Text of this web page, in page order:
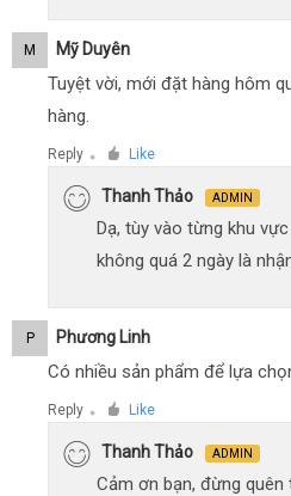
M Mỹ Duyên
Tuyệt vời, mới đặt hàng hôm
hàng.
Reply ● Like
Thanh Thảo ADMIN
Dạ, tùy vào từng khu
không quá 2 ngày là
P Phương Linh
Có nhiều sản phẩm để lựa
Reply ● Like
Thanh Thảo ADMIN
Cảm ơn bạn, đừng